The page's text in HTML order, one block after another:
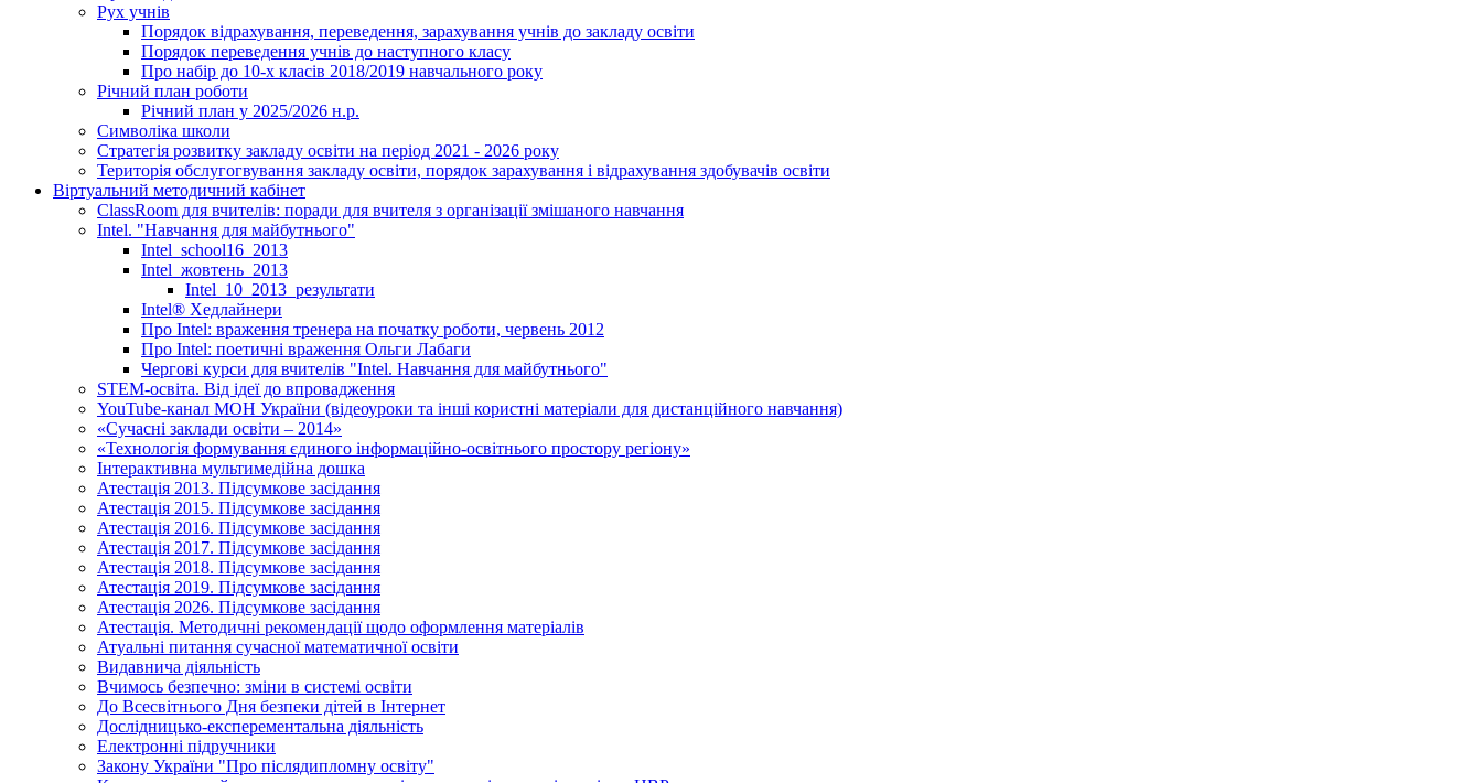
Рух учнів
Порядок відрахування, переведення, зарахування учнів до закладу освіти
Порядок переведення учнів до наступного класу
Про набір до 10-х класів 2018/2019 навчального року
Річний план роботи
Річний план у 2025/2026 н.р.
Символіка школи
Стратегія розвитку закладу освіти на період 2021 - 2026 року
Територія обслугогвування закладу освіти, порядок зарахування і відрахування здобувачів освіти
Віртуальний методичний кабінет
ClassRoom для вчителів: поради для вчителя з організації змішаного навчання
Intel. "Навчання для майбутнього"
Intel_school16_2013
Intel_жовтень_2013
Intel_10_2013_результати
Іntel® Хедлайнери
Про Intel: враження тренера на початку роботи, червень 2012
Про Intel: поетичні враження Ольги Лабаги
Чергові курси для вчителів "Intel. Навчання для майбутнього"
STEM-освіта. Від ідеї до впровадження
YouTube-канал МОН України (відеоуроки та інші користні матеріали для дистанційного навчання)
«Сучасні заклади освіти – 2014»
«Технологія формування єдиного інформаційно-освітнього простору регіону»
Інтерактивна мультимедійна дошка
Атестація 2013. Підсумкове засідання
Атестація 2015. Підсумкове засідання
Атестація 2016. Підсумкове засідання
Атестація 2017. Підсумкове засідання
Атестація 2018. Підсумкове засідання
Атестація 2019. Підсумкове засідання
Атестація 2026. Підсумкове засідання
Атестація. Методичні рекомендації щодо оформлення матеріалів
Атуальні питання сучасної математичної освіти
Видавнича діяльність
Вчимось безпечно: зміни в системі освіти
До Всесвітнього Дня безпеки дітей в Інтернет
Дослідницько-експерементальна діяльність
Електронні підручники
Закону України "Про післядипломну освіту"